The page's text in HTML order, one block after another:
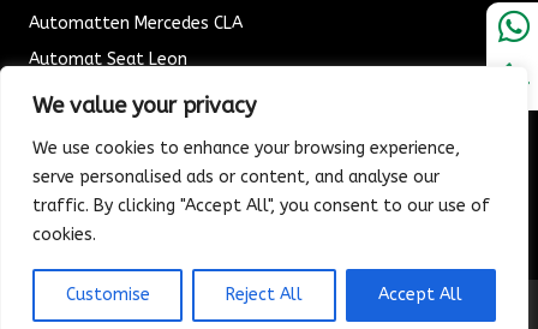
We value your privacy
We use cookies to enhance your browsing experience,
serve personalised ads or content, and analyse our
traffic. By clicking "Accept All", you consent to our use of
cookies.
Customise Reject All Accept All
Automatten Mercedes CLA
Automat Seat Leon
ALGEMENE VOORWAARDEN
Verzending & Bezorging
Retouren & Ruilen
© 2026 Vos Autospeciaalzaak. All Rights Reserved.